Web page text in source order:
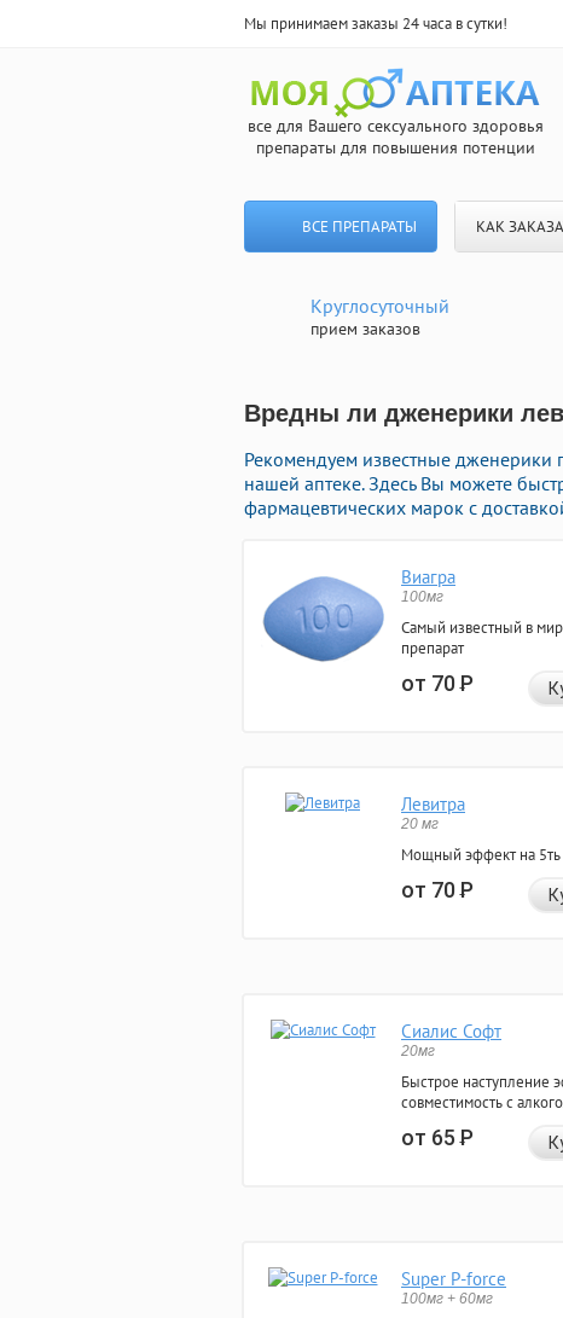
Мы принимаем заказы 24 часа в сутки!
все для Вашего сексуального здоровья
препараты для повышения потенции
ВСЕ ПРЕПАРАТЫ КАК
Круглосуточный
прием заказов
Вредны ли дженерики
Рекомендуем известные
нашей аптеке. Здесь Вы можете
фармацевтических марок с
Виагра
100мг
Самый известный в
препарат
от 70Р
Левитра
20 мг
Мощный эффект на 5ть
от 70Р
Сиалис Софт
20мг
Быстрое наступление
совместимость с
от 65Р
Super P-force
100мг + 60мг